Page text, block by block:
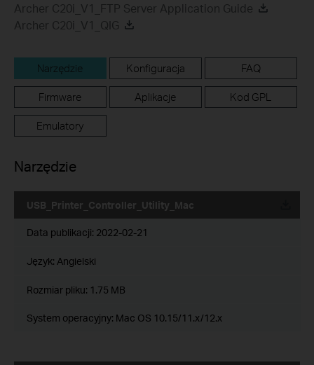
Archer C20i_V1_FTP Server Application Guide
Archer C20i_V1_QIG
Narzędzie Konfiguracja FAQ
Firmware Aplikacje Kod GPL
Emulatory
Narzędzie
USB_Printer_Controller_Utility_Mac
Data publikacji: 2022-02-21
Język: Angielski
Rozmiar pliku: 1.75 MB
System operacyjny: Mac OS 10.15/11.x/12.x